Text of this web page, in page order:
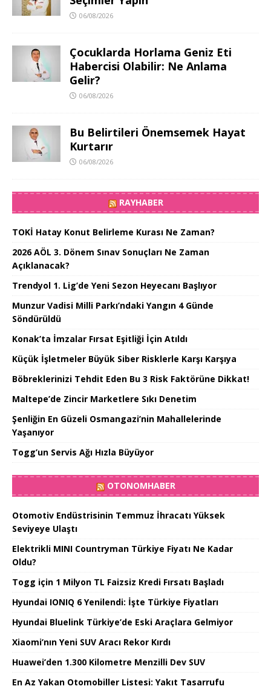
06/08/2026
Çocuklarda Horlama Geniz Eti
Habercisi Olabilir: Ne Anlama
Gelir?
06/08/2026
Bu Belirtileri Önemsemek Hayat
Kurtarır
06/08/2026
RAYHABER
TOKİ Hatay Konut Belirleme Kurası Ne Zaman?
2026 AÖL 3. Dönem Sınav Sonuçları Ne Zaman
Açıklanacak?
Trendyol 1. Lig’de Yeni Sezon Heyecanı Başlıyor
Munzur Vadisi Milli Parkı’ndaki Yangın 4 Günde
Söndürüldü
Konak’ta İmzalar Fırsat Eşitliği İçin Atıldı
Küçük İşletmeler Büyük Siber Risklerle Karşı Karşıya
Böbreklerinizi Tehdit Eden Bu 3 Risk Faktörüne Dikkat!
Maltepe’de Zincir Marketlere Sıkı Denetim
Şenliğin En Güzeli Osmangazi’nin Mahallelerinde
Yaşanıyor
Togg’un Servis Ağı Hızla Büyüyor
OTONOMHABER
Otomotiv Endüstrisinin Temmuz İhracatı Yüksek
Seviyeye Ulaştı
Elektrikli MINI Countryman Türkiye Fiyatı Ne Kadar
Oldu?
Togg için 1 Milyon TL Faizsiz Kredi Fırsatı Başladı
Hyundai IONIQ 6 Yenilendi: İşte Türkiye Fiyatları
Hyundai Bluelink Türkiye’de Eski Araçlara Gelmiyor
Xiaomi’nın Yeni SUV Aracı Rekor Kırdı
Huawei’den 1.300 Kilometre Menzilli Dev SUV
En Az Yakan Otomobiller Listesi: Yakıt Tasarrufu